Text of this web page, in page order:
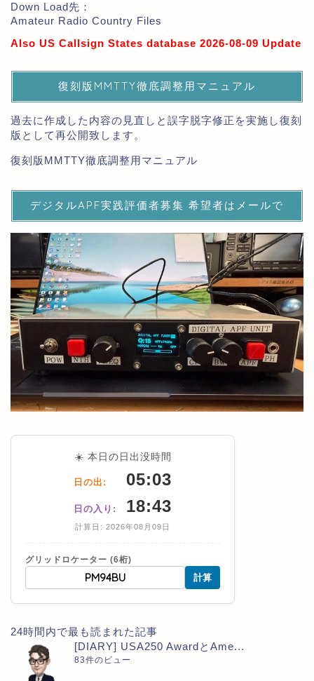
Down Load先：
Amateur Radio Country Files
Also US Callsign States database 2026-08-09 Update
復刻版MMTTY徹底調整用マニュアル
過去に作成した内容の見直しと誤字脱字修正を実施し復刻
版として再公開致します。
復刻版MMTTY徹底調整用マニュアル
デジタルAPF実践評価者募集 希望者はメールで
☀️ 本日の日出没時間
日の出: 05:03
日の入り: 18:43
計算日: 2026年08月09日
グリッドロケーター (6桁)
計算
24時間内で最も読まれた記事
[DIARY] USA250 AwardとAme...
83件のビュー